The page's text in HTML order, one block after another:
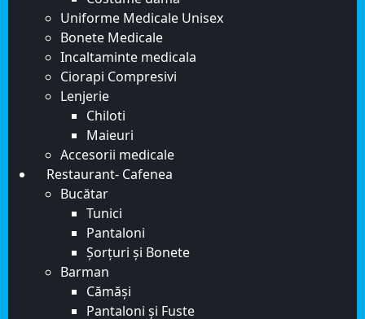
Uniforme Medicale Unisex
Bonete Medicale
Incaltaminte medicala
Ciorapi Compresivi
Lenjerie
Chiloti
Maieuri
Accesorii medicale
Restaurant- Cafenea
Bucătar
Tunici
Pantaloni
Șorțuri și Bonete
Barman
Cămăși
Pantaloni și Fuste